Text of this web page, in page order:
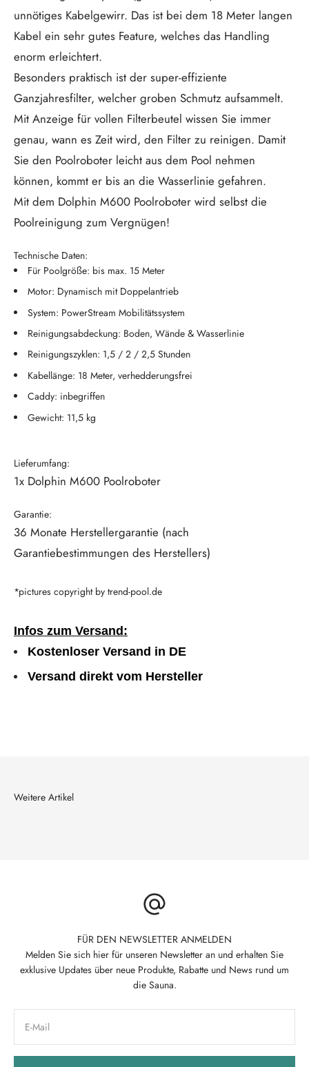
unnötiges Kabelgewirr. Das ist bei dem 18 Meter langen
Kabel ein sehr gutes Feature, welches das Handling
enorm erleichtert.
Besonders praktisch ist der super-effiziente
Ganzjahresfilter, welcher groben Schmutz aufsammelt.
Mit Anzeige für vollen Filterbeutel wissen Sie immer
genau, wann es Zeit wird, den Filter zu reinigen. Damit
Sie den Poolroboter leicht aus dem Pool nehmen
können, kommt er bis an die Wasserlinie gefahren.
Mit dem Dolphin M600 Poolroboter wird selbst die
Poolreinigung zum Vergnügen!
Technische Daten:
Für Poolgröße: bis max. 15 Meter
Motor: Dynamisch mit Doppelantrieb
System: PowerStream Mobilitätssystem
Reinigungsabdeckung: Boden, Wände & Wasserlinie
Reinigungszyklen: 1,5 / 2 / 2,5 Stunden
Kabellänge: 18 Meter, verhedderungsfrei
Caddy: inbegriffen
Gewicht: 11,5 kg
Lieferumfang:
1x Dolphin M600 Poolroboter
Garantie:
36 Monate Herstellergarantie (nach
Garantiebestimmungen des Herstellers)
*pictures copyright by trend-pool.de
Infos zum Versand:
Kostenloser Versand in DE
Versand direkt vom Hersteller
FÜR DEN NEWSLETTER ANMELDEN
Melden Sie sich hier für unseren Newsletter an und erhalten Sie
exklusive Updates über neue Produkte, Rabatte und News rund um
die Sauna.
E-Mail